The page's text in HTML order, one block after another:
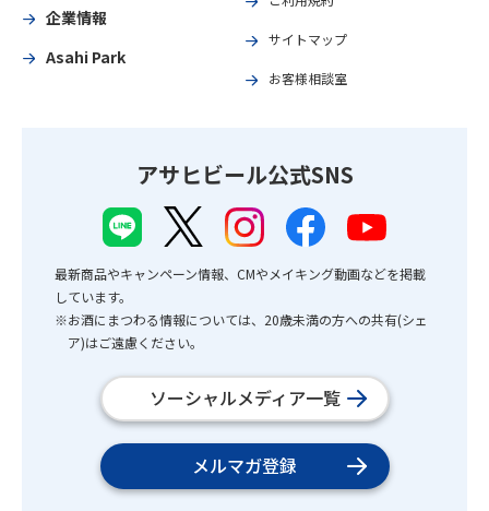
企業情報
Asahi Park
サイトマップ
お客様相談室
アサヒビール公式SNS
最新商品やキャンペーン情報、CMやメイキング動画などを掲載
しています。
※お酒にまつわる情報については、20歳未満の方への共有(シェ
ア)はご遠慮ください。
ソーシャルメディア一覧
メルマガ登録